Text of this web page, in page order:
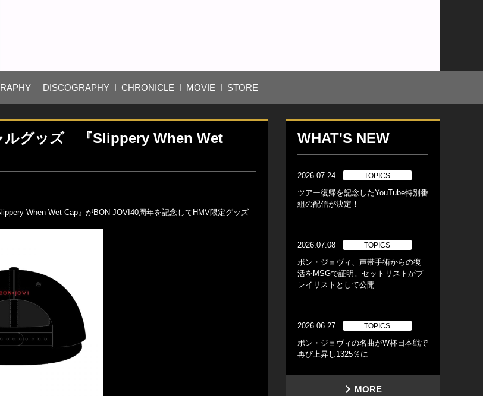
DISCOGRAPHY CHRONICLE MOVIE STORE
グッズ 『Slippery When Wet
When Wet Cap』がBON JOVI40周年を記念してHMV限定グッズ
WHAT'S NEW
2026.07.24 TOPICS
ツアー復帰を記念したYouTube特別番
組の配信が決定！
2026.07.08 TOPICS
ボン・ジョヴィ、声帯手術からの復
活をMSGで証明。セットリストがプ
レイリストとして公開
2026.06.27 TOPICS
ボン・ジョヴィの名曲がW杯日本戦で
再び上昇し1325％に
MORE